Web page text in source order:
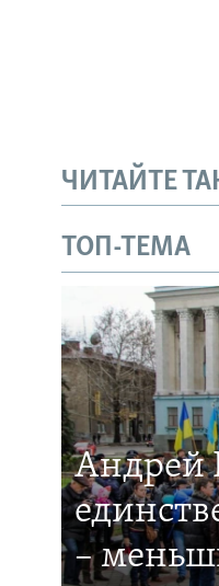
ЧИТАЙТЕ
ТОП-ТЕМА
Андрей
–